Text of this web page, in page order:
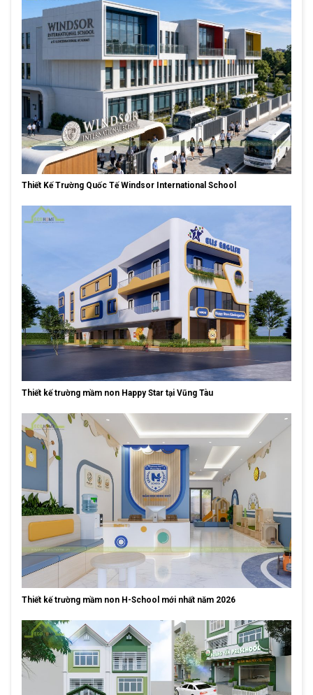
Thiết Kế Trường Quốc Tế Windsor International School
Thiết kế trường mầm non Happy Star tại Vũng Tàu
Thiết kế trường mầm non H-School mới nhất năm 2026